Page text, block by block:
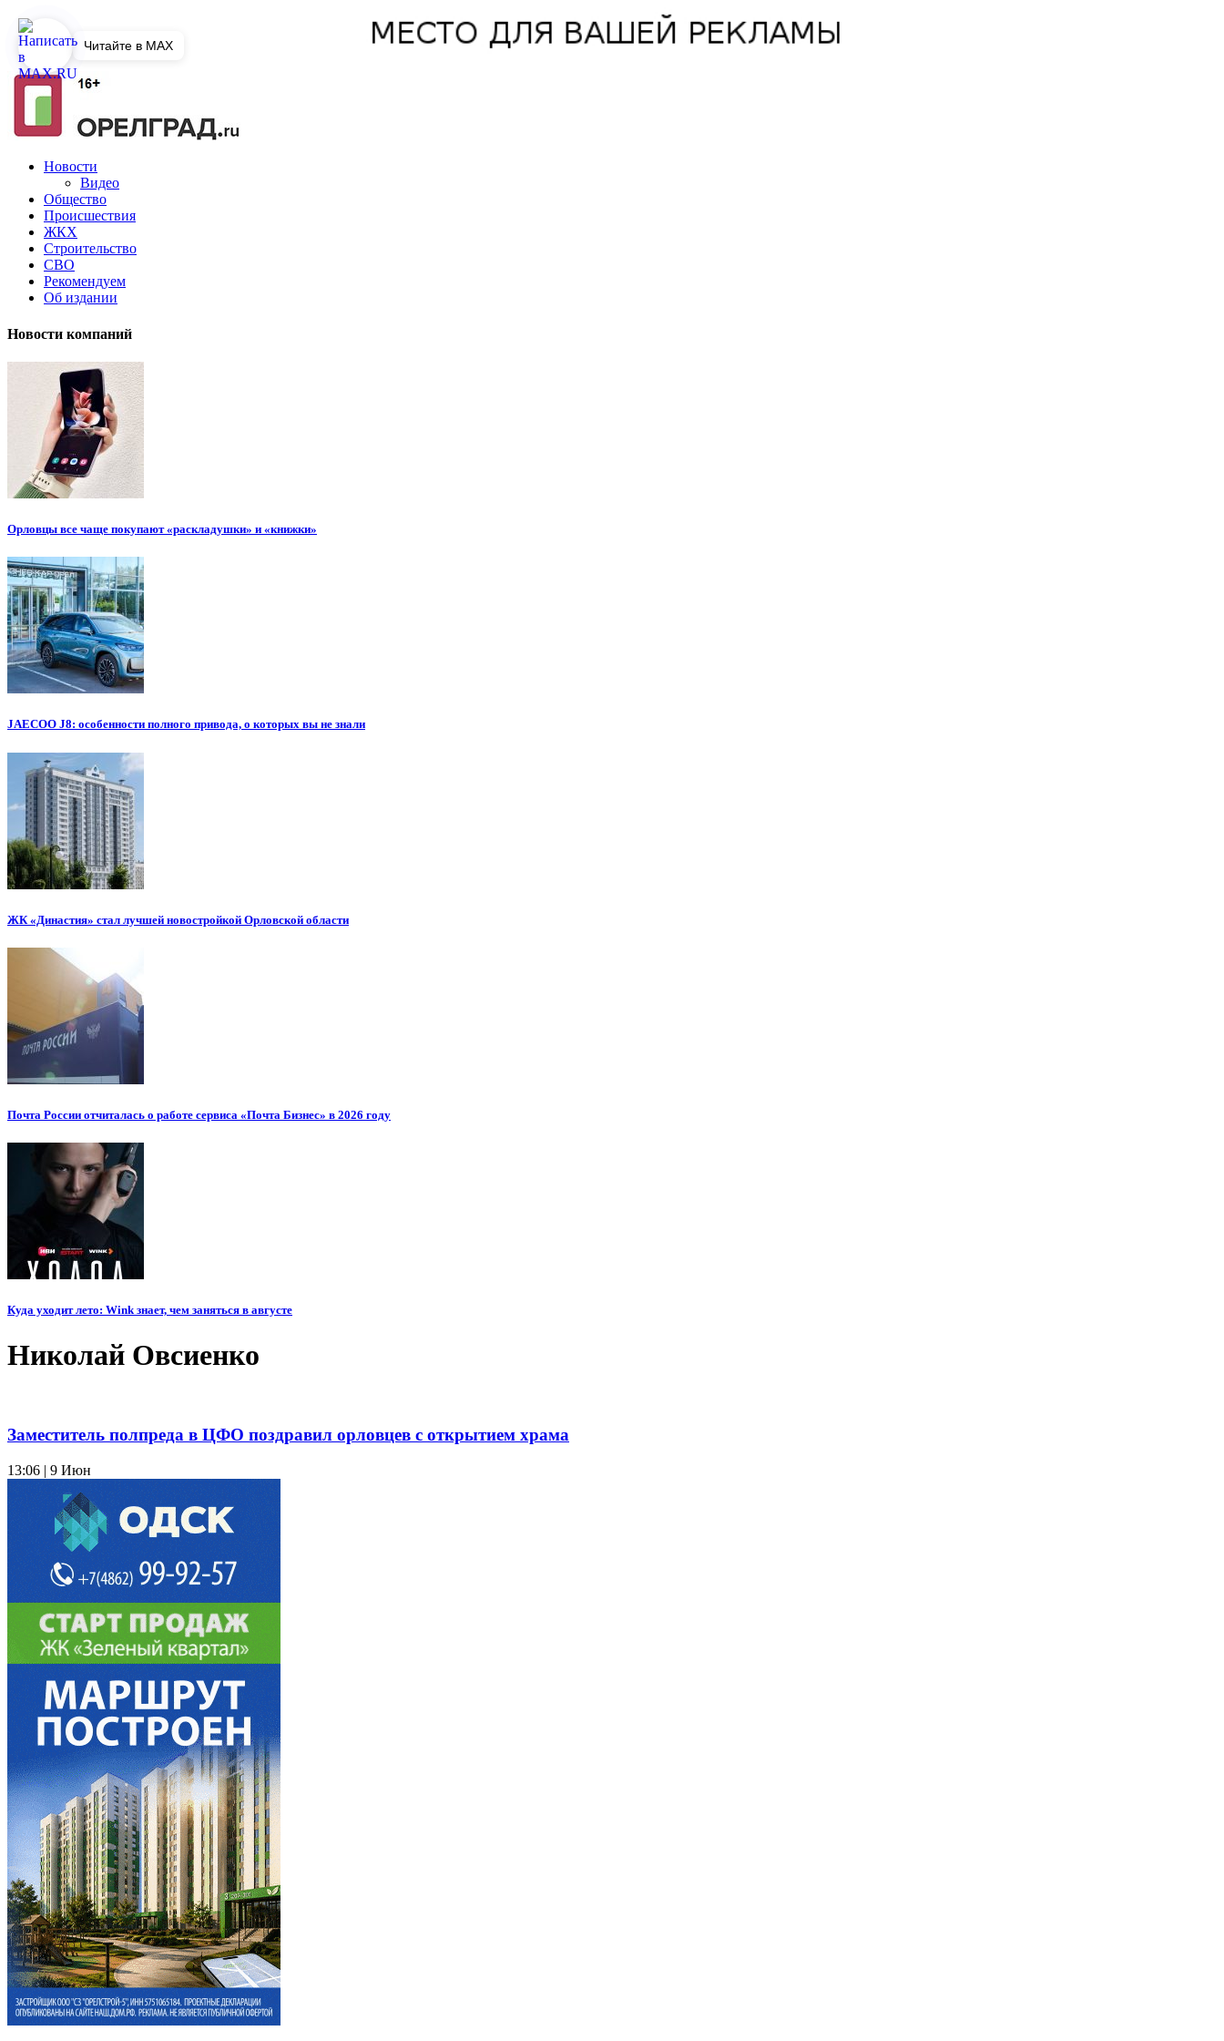
Новости
Видео
Общество
Происшествия
ЖКХ
Строительство
СВО
Рекомендуем
Об издании
Новости компаний
Орловцы все чаще покупают «раскладушки» и «книжки»
JAECOO J8: особенности полного привода, о которых вы не знали
ЖК «Династия» стал лучшей новостройкой Орловской области
Почта России отчиталась о работе сервиса «Почта Бизнес» в 2026 году
Куда уходит лето: Wink знает, чем заняться в августе
Николай Овсиенко
Заместитель полпреда в ЦФО поздравил орловцев с открытием храма
13:06 | 9 Июн
Читайте в MAX